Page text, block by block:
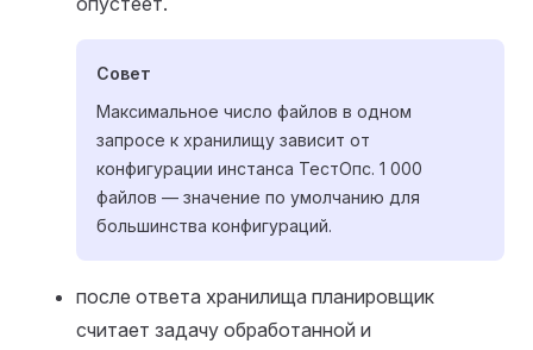
Совет
Максимальное число файлов в одном
запросе к хранилищу зависит от
конфигурации инстанса ТестОпс. 1 000
файлов — значение по умолчанию для
большинства конфигураций.
после ответа хранилища планировщик
считает задачу обработанной и